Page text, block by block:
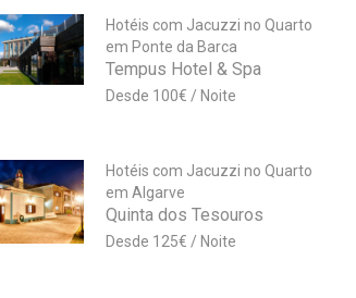
Hotéis com Jacuzzi no Quarto
em Ponte da Barca
Tempus Hotel & Spa
100€
Hotéis com Jacuzzi no Quarto
em Algarve
Quinta dos Tesouros
125€